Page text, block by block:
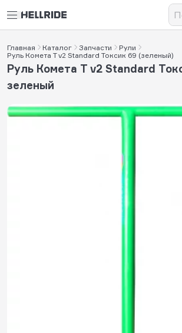
Главная Каталог Запчасти
Рули
Руль Комета T v2 Standard Токсик 69 (зеленый)
Руль Комета T v2 Standard
зеленый